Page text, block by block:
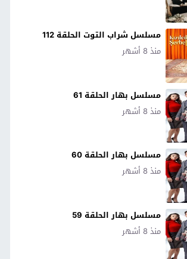
مسلسل شراب التوت الحلقة 112
منذ 8 أشهر
مسلسل بهار الحلقة 61
منذ 8 أشهر
مسلسل بهار الحلقة 60
منذ 8 أشهر
مسلسل بهار الحلقة 59
منذ 8 أشهر